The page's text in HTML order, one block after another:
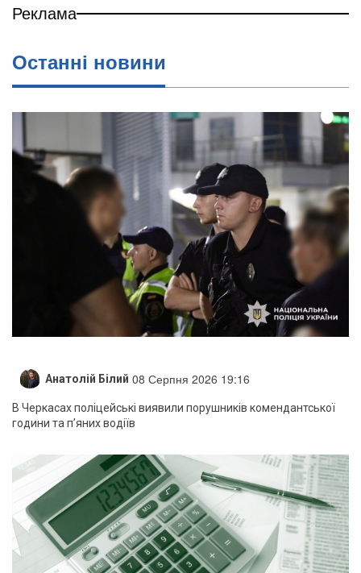
Реклама
Останні новини
Анатолій Білий 08 Серпня 2026 19:16
В Черкасах поліцейські виявили порушників комендантської
години та п’яних водіїв